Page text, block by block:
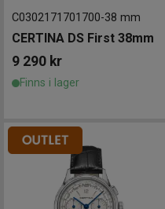
C0302171701700-38 mm
CERTINA DS First 38mm
9 290 kr
Finns i lager